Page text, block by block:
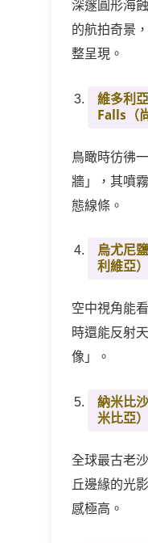
深邃圓形海
的航拍奇景
整呈現。
維多利
Falls（
鳥瞰時彷彿
牆」，其噴
態線條。
烏尤尼
利維亞）
空中視角能
時還能反射
像」。
納米比
米比亞）
全球最古老
丘邊緣的光
感極高。